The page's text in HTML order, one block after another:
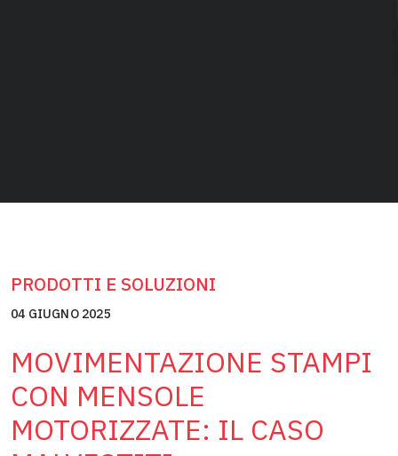
PRODOTTI E SOLUZIONI
04 GIUGNO 2025
MOVIMENTAZIONE STAMPI
CON MENSOLE
MOTORIZZATE: IL CASO